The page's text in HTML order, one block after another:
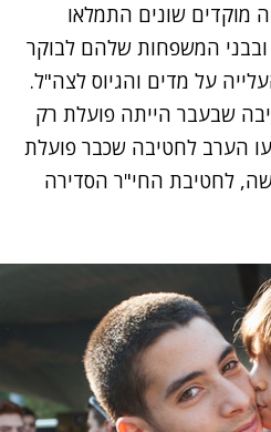
מוקדים שונים התמלאו
המשפחות שלהם לבוקר
על מדים והגיוס לצה"ל.
שבעבר הייתה פועלת רק
הערב לחטיבה שכבר פועלת
לחטיבת החי"ר הסדירה